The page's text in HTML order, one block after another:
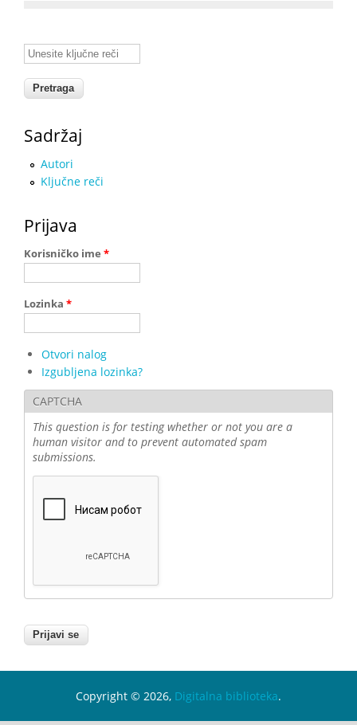
Unesite ključne reči
Sadržaj
Autori
Ključne reči
Prijava
Korisničko ime *
Lozinka *
Otvori nalog
Izgubljena lozinka?
CAPTCHA
This question is for testing whether or not you are a
human visitor and to prevent automated spam
submissions.
Copyright © 2026, Digitalna biblioteka.